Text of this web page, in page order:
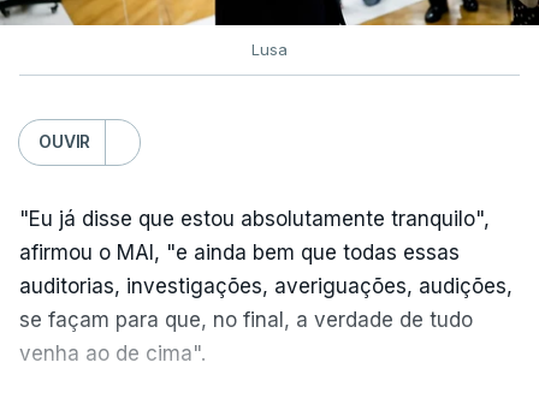
Lusa
OUVIR
"Eu já disse que estou absolutamente tranquilo",
afirmou o MAI, "e ainda bem que todas essas
auditorias, investigações, averiguações, audições,
se façam para que, no final, a verdade de tudo
venha ao de cima".